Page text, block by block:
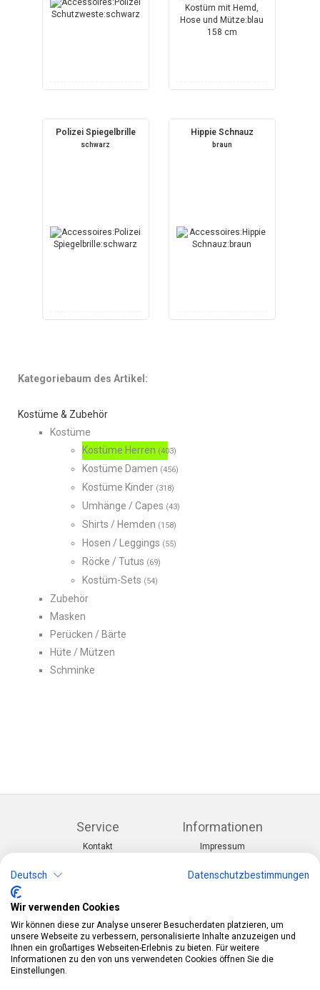
Polizei Spiegelbrille
schwarz
Hippie Schnauz
braun
Kategoriebaum des Artikel:
Kostüme & Zubehör
Kostüme
Kostüme Herren (403)
Kostüme Damen (456)
Kostüme Kinder (318)
Umhänge / Capes (43)
Shirts / Hemden (158)
Hosen / Leggings (55)
Röcke / Tutus (69)
Kostüm-Sets (54)
Zubehör
Masken
Perücken / Bärte
Hüte / Mützen
Schminke
Service
Kontakt
Informationen
Impressum
Datenschutz
Kategorien
Anlässe & Themen
Kostüme & Zubehör
Partydeko & Festartikel
Merchandise & Toys
Telefon: 0412190091
Mail:
info@pekabo.ch
Instagram
Deutsch Datenschutzbestimmungen
Wir verwenden Cookies
Wir können diese zur Analyse unserer Besucherdaten platzieren, um
unsere Webseite zu verbessern, personalisierte Inhalte anzuzeigen und
Ihnen ein großartiges Webseiten-Erlebnis zu bieten. Für weitere
Informationen zu den von uns verwendeten Cookies öffnen Sie die
Einstellungen.